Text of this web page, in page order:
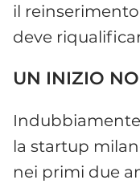
il
deve
UN INIZIO
la startup
nei primi due